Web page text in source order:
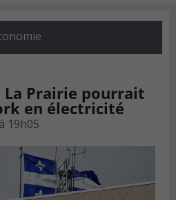
La Prairie pourrait
en électricité
19h05